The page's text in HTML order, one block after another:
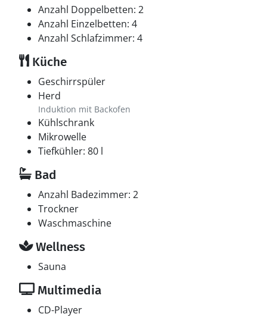
Anzahl Doppelbetten: 2
Anzahl Einzelbetten: 4
Anzahl Schlafzimmer: 4
Küche
Geschirrspüler
Herd
Induktion mit Backofen
Kühlschrank
Mikrowelle
Tiefkühler: 80 l
Bad
Anzahl Badezimmer: 2
Trockner
Waschmaschine
Wellness
Sauna
Multimedia
CD-Player